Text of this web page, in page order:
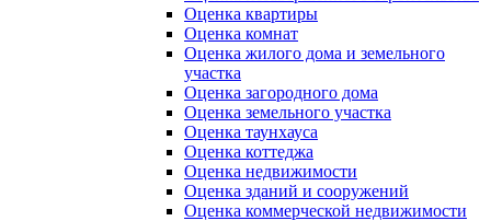
Оценка квартиры
Оценка комнат
Оценка жилого дома и земельного
участка
Оценка загородного дома
Оценка земельного участка
Оценка таунхауса
Оценка коттеджа
Оценка недвижимости
Оценка зданий и сооружений
Оценка коммерческой недвижимости